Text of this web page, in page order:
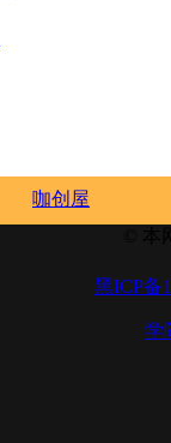
咖创屋
黑ICP备
学